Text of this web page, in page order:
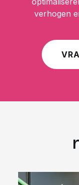
verhogen